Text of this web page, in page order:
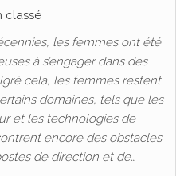
classé
les femmes ont été
à s’engager dans des
cela, les femmes restent
domaines, tels que les
et les technologies de
encore des obstacles
de direction et de…